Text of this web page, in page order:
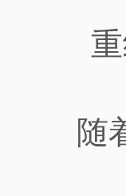
随